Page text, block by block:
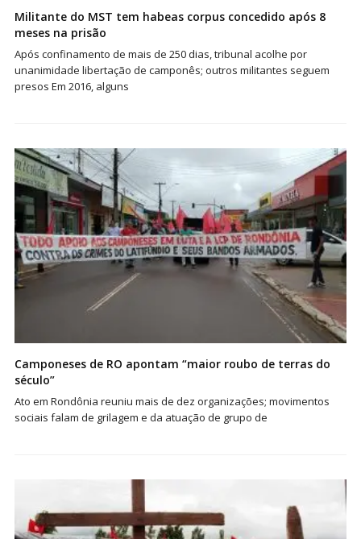
Militante do MST tem habeas corpus concedido após 8
meses na prisão
Após confinamento de mais de 250 dias, tribunal acolhe por
unanimidade libertação de camponês; outros militantes seguem
presos Em 2016, alguns
Camponeses de RO apontam “maior roubo de terras do
século”
Ato em Rondônia reuniu mais de dez organizações; movimentos
sociais falam de grilagem e da atuação de grupo de